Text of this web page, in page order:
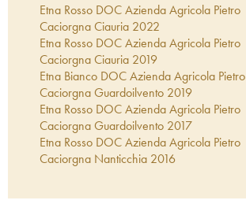
Etna Rosso DOC Azienda Agricola Pietro
Caciorgna Ciauria 2022
Etna Rosso DOC Azienda Agricola Pietro
Caciorgna Ciauria 2019
Etna Bianco DOC Azienda Agricola Pietro
Caciorgna Guardoilvento 2019
Etna Rosso DOC Azienda Agricola Pietro
Caciorgna Guardoilvento 2017
Etna Rosso DOC Azienda Agricola Pietro
Caciorgna Nanticchia 2016